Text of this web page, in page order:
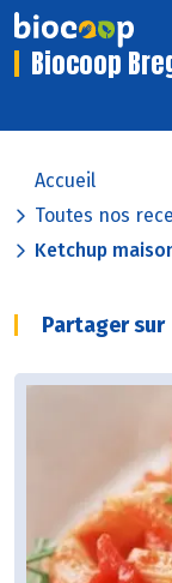
Biocoop
Accueil
Toutes nos
Ketchup
Partager sur